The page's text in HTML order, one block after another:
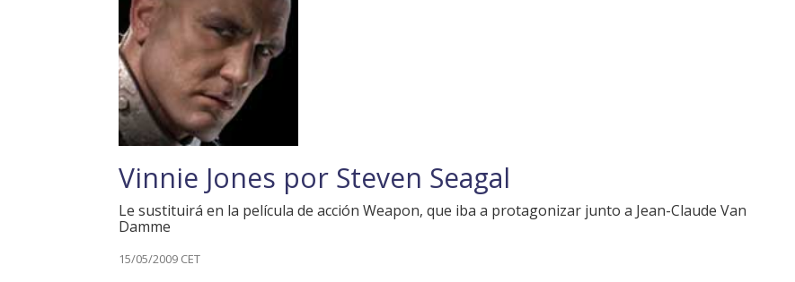
Vinnie Jones por Steven Seagal
Le sustituirá en la película de acción Weapon, que iba a protagonizar junto a Jean-Claude Van
Damme
15/05/2009 CET